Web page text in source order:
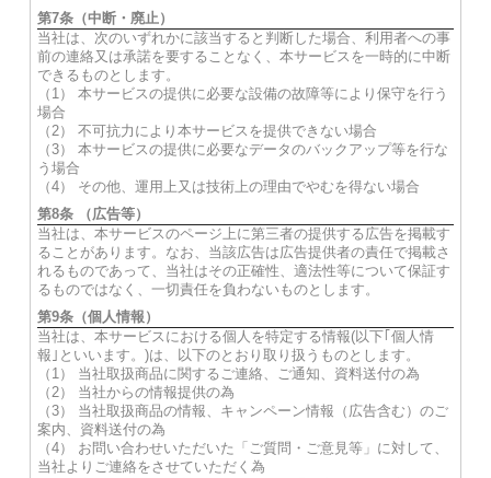
第7条（中断・廃止）
当社は、次のいずれかに該当すると判断した場合、利用者への事
前の連絡又は承諾を要することなく、本サービスを一時的に中断
できるものとします。
（1） 本サービスの提供に必要な設備の故障等により保守を行う
場合
（2） 不可抗力により本サービスを提供できない場合
（3） 本サービスの提供に必要なデータのバックアップ等を行な
う場合
（4） その他、運用上又は技術上の理由でやむを得ない場合
第8条 （広告等）
当社は、本サービスのページ上に第三者の提供する広告を掲載す
ることがあります。なお、当該広告は広告提供者の責任で掲載さ
れるものであって、当社はその正確性、適法性等について保証す
るものではなく、一切責任を負わないものとします。
第9条（個人情報）
当社は、本サービスにおける個人を特定する情報(以下｢個人情
報｣といいます。)は、以下のとおり取り扱うものとします。
（1） 当社取扱商品に関するご連絡、ご通知、資料送付の為
（2） 当社からの情報提供の為
（3） 当社取扱商品の情報、キャンペーン情報（広告含む）のご
案内、資料送付の為
（4） お問い合わせいただいた「ご質問・ご意見等」に対して、
当社よりご連絡をさせていただく為